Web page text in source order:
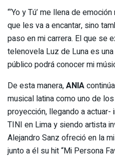
“‘Yo y Tú’ me llena de
que les va a encantar, sino
paso en mi carrera. El que se
telenovela Luz de Luna es
público podrá conocer mi
De esta manera,ANIA
musical latina como uno de
proyección, llegando a
TINI en Lima y siendo artista
Alejandro Sanz ofreció en la
junto a él su hit “Mi Persona